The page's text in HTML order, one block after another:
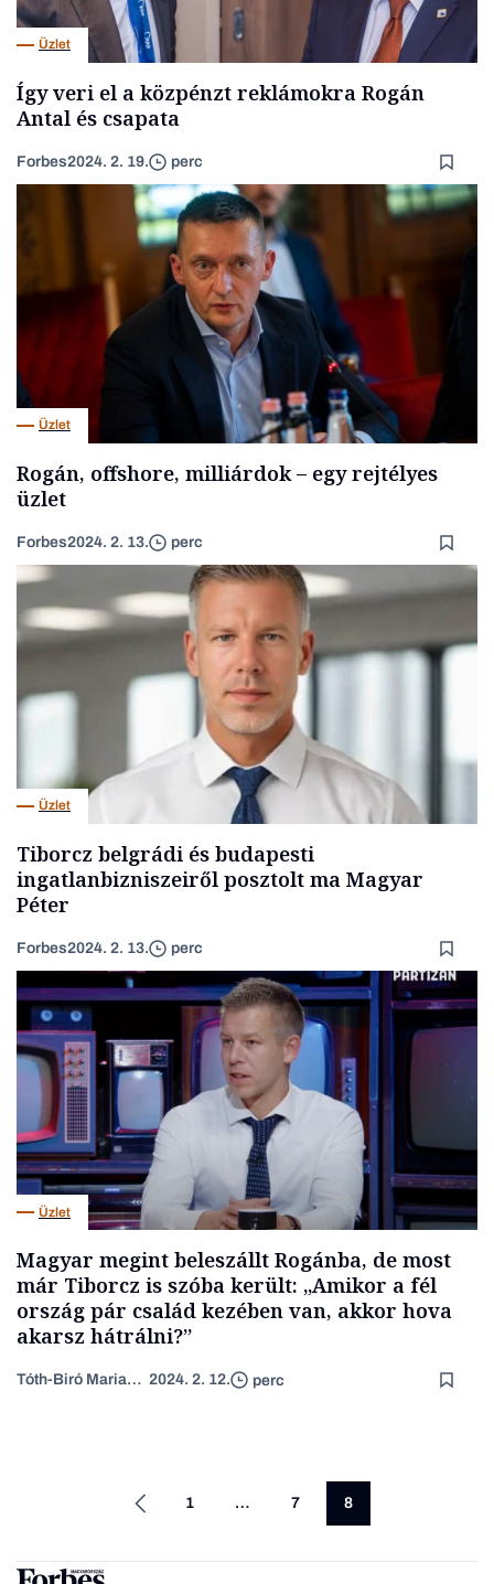
Üzlet
Így veri el a közpénzt reklámokra Rogán
Antal és csapata
Forbes2024. 2. 19. perc
Üzlet
Rogán, offshore, milliárdok – egy rejtélyes
üzlet
Forbes2024. 2. 13. perc
Üzlet
Tiborcz belgrádi és budapesti
ingatlanbizniszeiről posztolt ma Magyar
Péter
Forbes2024. 2. 13. perc
Üzlet
Magyar megint beleszállt Rogánba, de most
már Tiborcz is szóba került: „Amikor a fél
ország pár család kezében van, akkor hova
akarsz hátrálni?”
Tóth-Biró Marianna 2024. 2. 12. perc
1 … 7 8